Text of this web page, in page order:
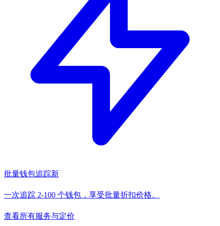
批量钱包追踪新
一次追踪 2-100 个钱包，享受批量折扣价格。
查看所有服务与定价